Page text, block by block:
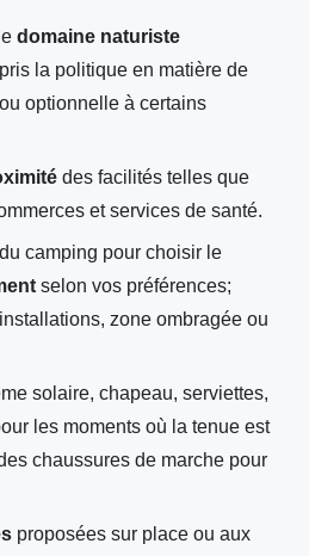
domaine naturiste
la politique en matière de
optionnelle à certains
des facilités telles que
et services de santé.
du camping pour choisir le
selon vos préférences;
zone ombragée ou
solaire, chapeau, serviettes,
les moments où la tenue est
chaussures de marche pour
proposées sur place ou aux